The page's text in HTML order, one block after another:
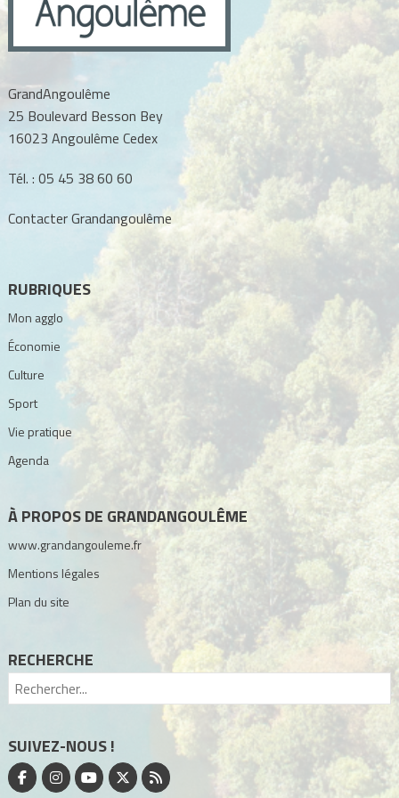
GrandAngoulême
25 Boulevard Besson Bey
16023 Angoulême Cedex
Tél. : 05 45 38 60 60
Contacter Grandangoulême
RUBRIQUES
Mon agglo
Économie
Culture
Sport
Vie pratique
Agenda
À PROPOS DE GRANDANGOULÊME
www.grandangouleme.fr
Mentions légales
Plan du site
RECHERCHE
SUIVEZ-NOUS !